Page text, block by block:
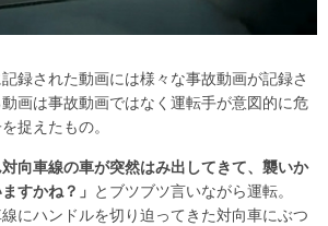
録された動画には様々な事故動画が記録さ
画は事故動画ではなく運転手が意図的に危
捉えたもの。
対向車線の車が突然はみ出してきて、襲いか
すかね？」 とブツブツ言いながら運転。
にハンドルを切り迫ってきた対向車にぶつ